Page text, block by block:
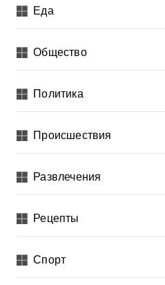
Еда
Общество
Политика
Происшествия
Развлечения
Рецепты
Спорт